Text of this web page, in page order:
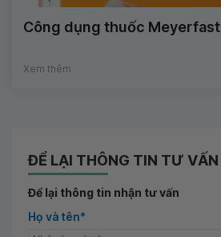
Công dụng thuốc Meyerfast
Xem thêm
ĐỂ LẠI THÔNG TIN TƯ VẤN
Để lại thông tin nhận tư vấn
Họ và tên*